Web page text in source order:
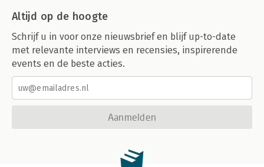
Altijd op de hoogte
Schrijf u in voor onze nieuwsbrief en blijf up-to-date
met relevante interviews en recensies, inspirerende
events en de beste acties.
Aanmelden